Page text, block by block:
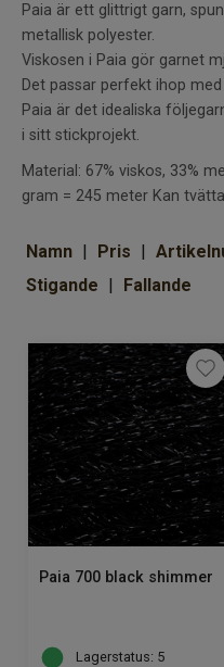
Ullprodukter
Presenter
Kakiskolan
Om Kaki
Paia är ett glittrigt garn,
metallisk polyester.
Viskosen i Paia gör garnet
Det passar perfekt ihop
Paia är det idealiska
i sitt stickprojekt.
Material: 67% viskos, 33%
gram = 245 meter Kan
Namn Pris
Stigande
Fallande
Paia 700 black shimmer
Lagerstatus: 5